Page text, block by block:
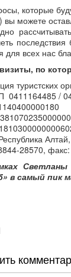
которые
можете
для всех нас
по
туристских
0411164485 /
28570,
в самый пик